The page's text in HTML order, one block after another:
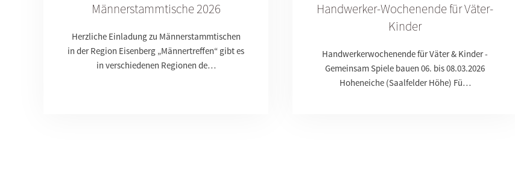
Männerstammtische 2026
Herzliche Einladung zu Männerstammtischen
in der Region Eisenberg „Männertreffen“ gibt es
in verschiedenen Regionen de…
Handwerker-Wochenende für Väter-
Kinder
Handwerkerwochenende für Väter & Kinder -
Gemeinsam Spiele bauen 06. bis 08.03.2026
Hoheneiche (Saalfelder Höhe) Fü…